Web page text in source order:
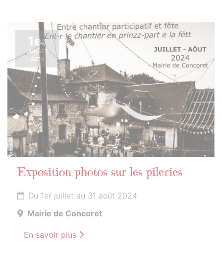
1er
JUILLET
2024
Exposition photos sur les pileries
Du 1er juillet au 31 août 2024
Mairie de Concoret
En savoir plus